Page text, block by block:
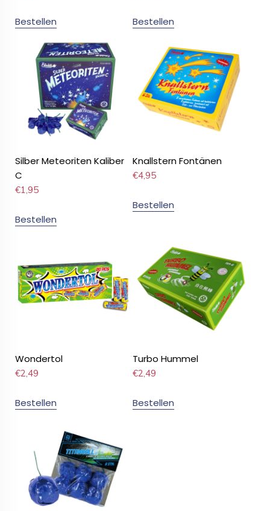
Bestellen Bestellen
Silber Meteoriten Kaliber
C
€1,95
Bestellen
Knallstern Fontänen
€4,95
Bestellen
Wondertol
€2,49
Bestellen
Turbo Hummel
€2,49
Bestellen